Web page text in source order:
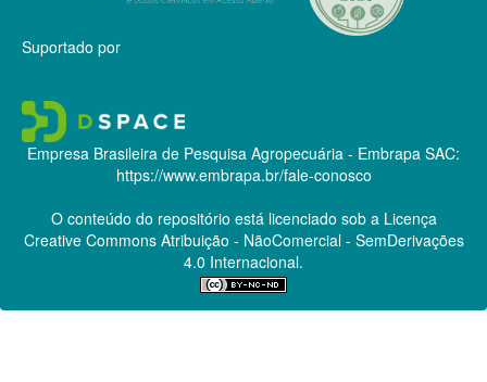
Suportado por
Empresa Brasileira de Pesquisa Agropecuária - Embrapa SAC:
https://www.embrapa.br/fale-conosco
O conteúdo do repositório está licenciado sob a Licença
Creative CommonsAtribuição - NãoComercial - SemDerivações
4.0 Internacional.